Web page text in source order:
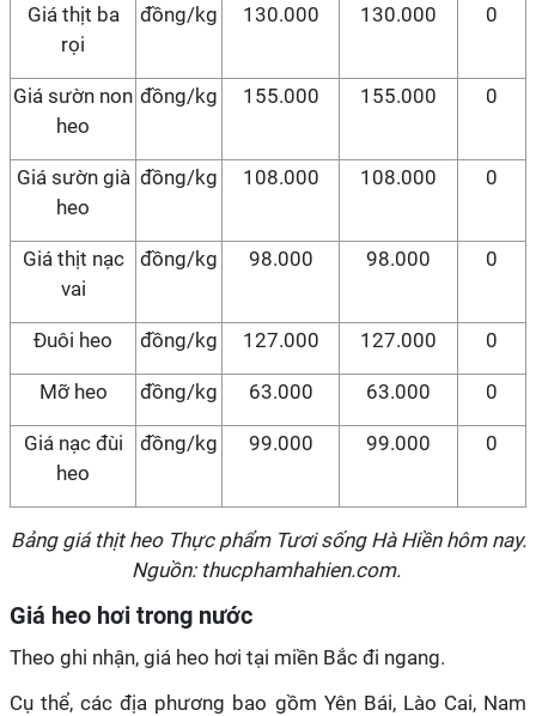
Giá thịt ba
rọi
đồng/kg 130.000 130.000 0
Giá sườn non
heo
đồng/kg 155.000 155.000 0
Giá sườn già
heo
đồng/kg 108.000 108.000 0
Giá thịt nạc
vai
đồng/kg 98.000 98.000 0
Đuôi heo đồng/kg 127.000 127.000 0
Mỡ heo đồng/kg 63.000 63.000 0
Giá nạc đùi
heo
đồng/kg 99.000 99.000 0
Bảng giá thịt heo Thực phẩm Tươi sống Hà Hiền hôm nay.
Nguồn: thucphamhahien.com.
Giá heo hơi trong nước
Theo ghi nhận, giá heo hơi tại miền Bắc đi ngang.
Cụ thể, các địa phương bao gồm Yên Bái, Lào Cai, Nam